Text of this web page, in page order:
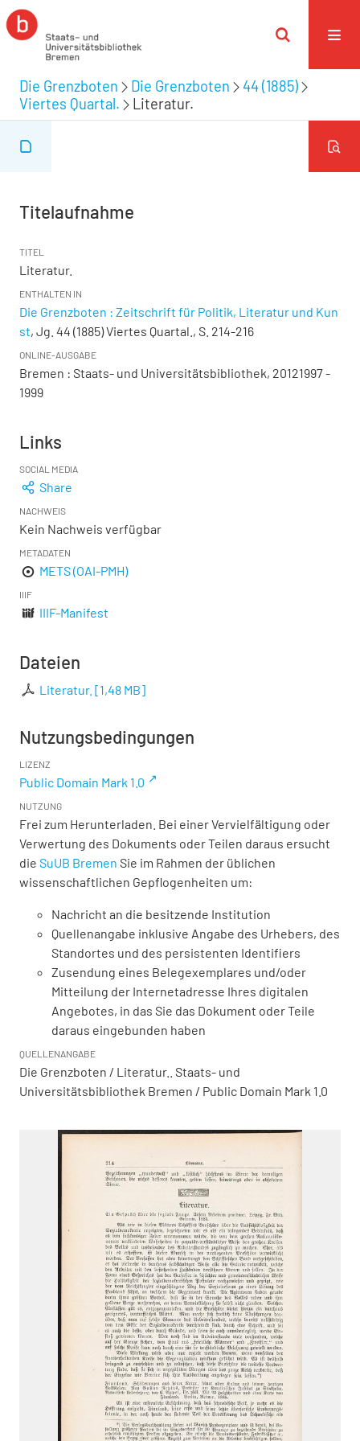
Die Grenzboten Die Grenzboten
44 (1885)
Viertes Quartal.
Literatur.
Titelaufnahme
TITEL
Literatur.
ENTHALTEN IN
Die Grenzboten : Zeitschrift für Politik, Literatur und Kun
st, Jg. 44 (1885) Viertes Quartal., S. 214-216
ONLINE-AUSGABE
Bremen : Staats- und Universitätsbibliothek, 20121997 -
1999
Links
SOCIAL MEDIA
Share
NACHWEIS
Kein Nachweis verfügbar
METADATEN
METS (OAI-PMH)
IIIF
IIIF-Manifest
Dateien
Literatur. [1,48 MB]
Nutzungsbedingungen
LIZENZ
Public Domain Mark 1.0
NUTZUNG
Frei zum Herunterladen. Bei einer Vervielfältigung oder
Verwertung des Dokuments oder Teilen daraus ersucht
die SuUB Bremen Sie im Rahmen der üblichen
wissenschaftlichen Gepflogenheiten um:
Nachricht an die besitzende Institution
Quellenangabe inklusive Angabe des Urhebers, des
Standortes und des persistenten Identifiers
Zusendung eines Belegexemplares und/oder
Mitteilung der Internetadresse Ihres digitalen
Angebotes, in das Sie das Dokument oder Teile
daraus eingebunden haben
QUELLENANGABE
Die Grenzboten / Literatur.. Staats- und
Universitätsbibliothek Bremen / Public Domain Mark 1.0